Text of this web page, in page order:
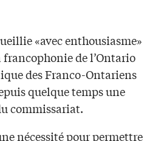
«avec enthousiasme»
francophonie de l’Ontario
des Franco-Ontariens
quelque temps une
commissariat.
nécessité pour permettre